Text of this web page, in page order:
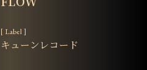
[ Label ]
キューンレコード